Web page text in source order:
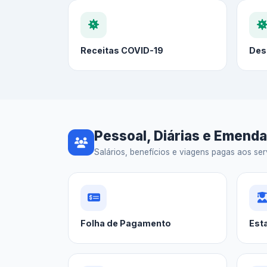
Receitas COVID-19
Pessoal, Diárias e
Salários, benefícios e viagens pagas aos
Folha de Pagamento